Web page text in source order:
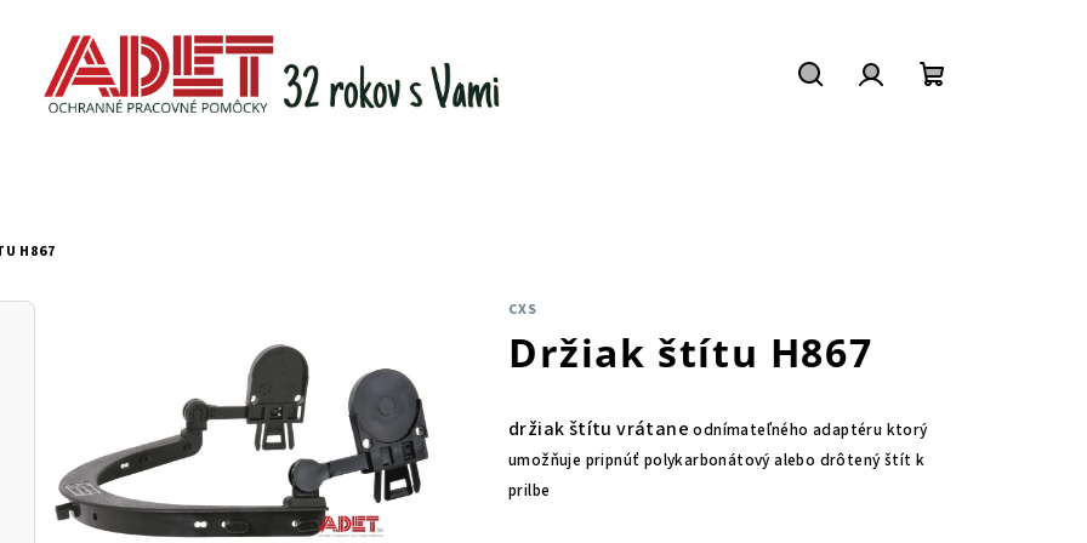
H867
CXS
Držiak štítu H867
držiak štítu vrátaneodnímateľného adaptéru ktorý
umožňuje pripnúť polykarbonátový alebo drôtený štít k
prilbe